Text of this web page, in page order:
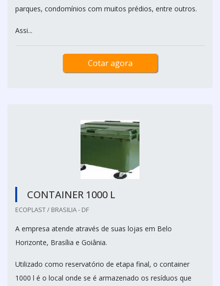
parques, condomínios com muitos prédios, entre outros.
Assi...
Cotar agora
CONTAINER 1000 L
ECOPLAST / BRASILIA - DF
A empresa atende através de suas lojas em Belo
Horizonte, Brasília e Goiânia.
Utilizado como reservatório de etapa final, o container
1000 l é o local onde se é armazenado os resíduos que